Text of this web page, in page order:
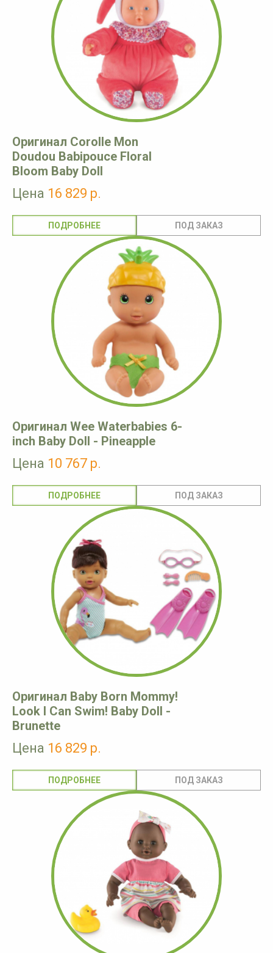
Оригинал Corolle Mon
Doudou Babipouce Floral
Bloom Baby Doll
Цена 16 829 р.
ПОДРОБНЕЕ
Оригинал Wee Waterbabies 6-
inch Baby Doll - Pineapple
Цена 10 767 р.
ПОДРОБНЕЕ
Оригинал Baby Born Mommy!
Look I Can Swim! Baby Doll -
Brunette
Цена 16 829 р.
ПОДРОБНЕЕ